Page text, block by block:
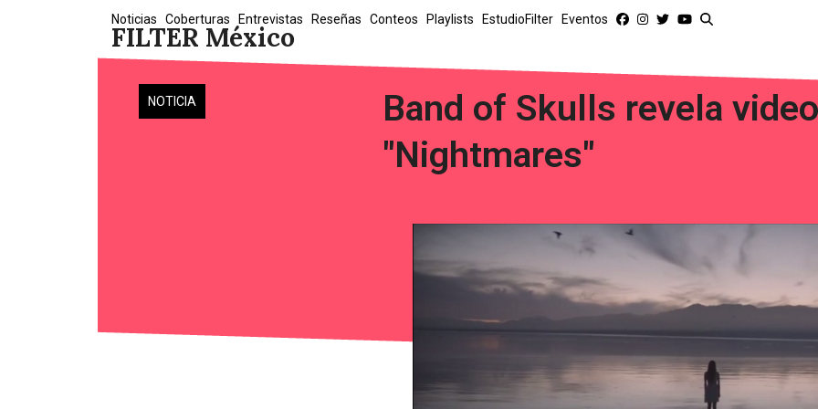
FILTER México
Noticias Coberturas Entrevistas Reseñas Conteos Playlists EstudioFilter Eventos
NOTICIA
Band of Skulls revela
"Nightmares"